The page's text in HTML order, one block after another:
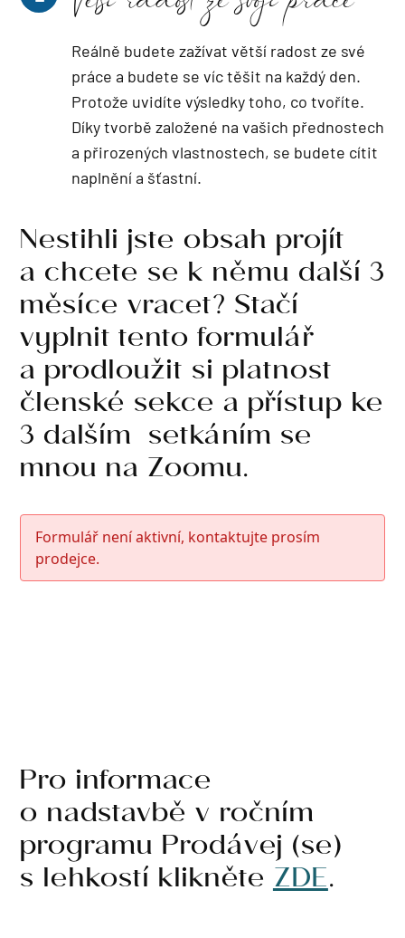
Reálně budete zažívat větší radost ze své
práce a budete se víc těšit na každý den.
Protože uvidíte výsledky toho, co tvoříte.
Díky tvorbě založené na vašich přednostech
a přirozených vlastnostech, se budete cítit
naplnění a šťastní.
Nestihli jste obsah projít
a chcete se k němu další 3
měsíce vracet? Stačí
vyplnit tento formulář
a prodloužit si platnost
členské sekce a přístup ke
3 dalším setkáním se
mnou na Zoomu.
Formulář není aktivní, kontaktujte prosím
prodejce.
Pro informace
o nadstavbě v ročním
programu Prodávej (se)
s lehkostí klikněteZDE.